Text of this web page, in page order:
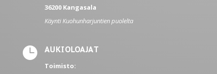
36200 Kangasala
Käynti Kuohunharjuntien puolelta
 AUKIOLOAJAT
Toimisto: